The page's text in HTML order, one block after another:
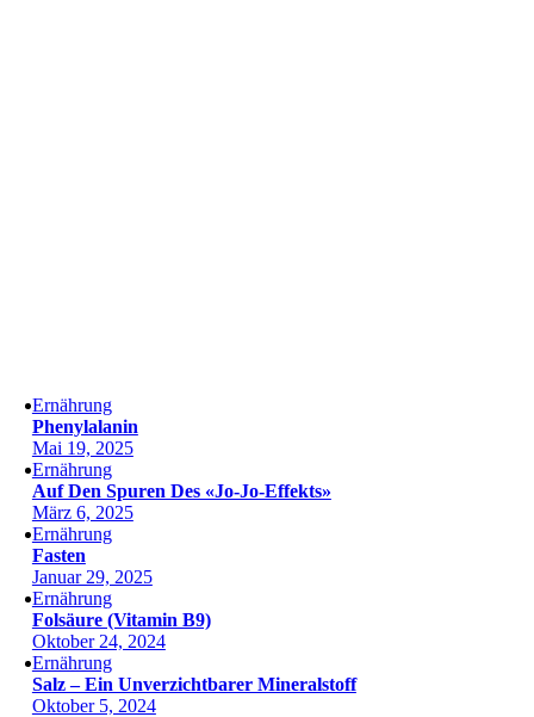
Ernährung
Phenylalanin
Mai 19, 2025
Ernährung
Auf Den Spuren Des «Jo-Jo-Effekts»
März 6, 2025
Ernährung
Fasten
Januar 29, 2025
Ernährung
Folsäure (Vitamin B9)
Oktober 24, 2024
Ernährung
Salz – Ein Unverzichtbarer Mineralstoff
Oktober 5, 2024